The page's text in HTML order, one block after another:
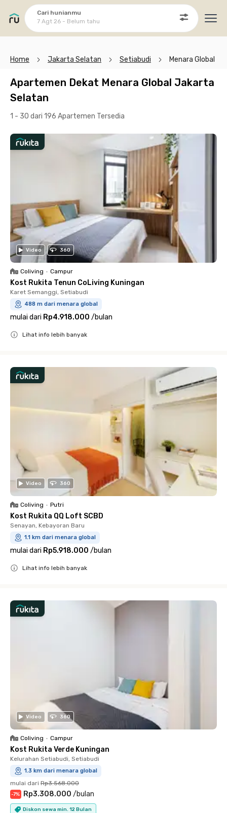
Cari hunianmu
7 Agt 26 - Belum tahu
Home Jakarta Selatan Setiabudi Menara Global
Apartemen Dekat Menara Global Jakarta
Selatan
1 - 30 dari 196 Apartemen Tersedia
Video 360
Coliving • Campur
Kost Rukita Tenun CoLiving Kuningan
Karet Semanggi, Setiabudi
488 m dari menara global
mulai dari Rp4.918.000 /bulan
Lihat info lebih banyak
Video 360
Coliving • Putri
Kost Rukita QQ Loft SCBD
Senayan, Kebayoran Baru
1.1 km dari menara global
mulai dari Rp5.918.000 /bulan
Lihat info lebih banyak
Video 360
Coliving • Campur
Kost Rukita Verde Kuningan
Kelurahan Setiabudi, Setiabudi
1.3 km dari menara global
mulai dari Rp3.568.000
-7% Rp3.308.000 /bulan
Diskon sewa min. 12 Bulan